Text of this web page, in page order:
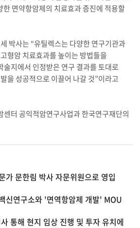
면약항암제의 치료효과 증진에 적용할
박사는 “유틸렉스는 다양한 연구기관과
형암 치료효과를 높이는 방법들을
술지에서 인정받은 연구 결과를 토대로
을 성공적으로 이끌어 나갈 것”이라고
센터 공익적암연구사업과 한국연구재단의
가 문한림 박사 자문위원으로 영입
신연구소와 '면역항암제 개발' MOU
통해 현지 임상 진행 및 투자 유치에